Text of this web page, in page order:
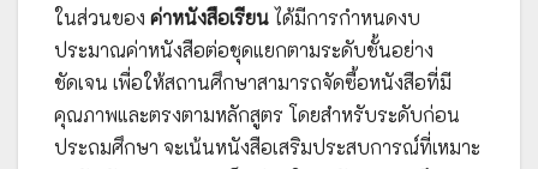
ในส่วนของ ค่าหนังสือเรียน ได้มีการกำหนดงบ
ประมาณค่าหนังสือต่อชุดแยกตามระดับชั้นอย่าง
ชัดเจน เพื่อให้สถานศึกษาสามารถจัดซื้อหนังสือที่มี
คุณภาพและตรงตามหลักสูตร โดยสำหรับระดับก่อน
ประถมศึกษา จะเน้นหนังสือเสริมประสบการณ์ที่เหมาะ